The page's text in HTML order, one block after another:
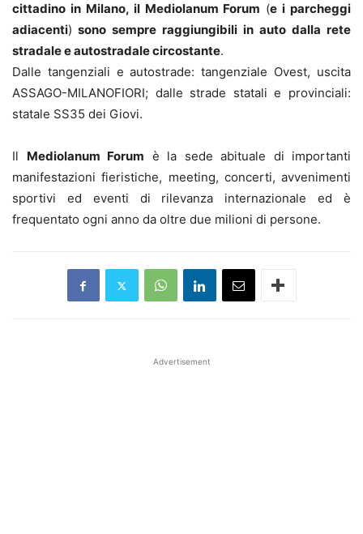
cittadino in Milano, il Mediolanum Forum (e i parcheggi
adiacenti) sono sempre raggiungibili in auto dalla rete
stradale e autostradale circostante.
Dalle tangenziali e autostrade: tangenziale Ovest, uscita
ASSAGO-MILANOFIORI; dalle strade statali e provinciali:
statale SS35 dei Giovi.
Il Mediolanum Forum è la sede abituale di importanti
manifestazioni fieristiche, meeting, concerti, avvenimenti
sportivi ed eventi di rilevanza internazionale ed è
frequentato ogni anno da oltre due milioni di persone.
Advertisement